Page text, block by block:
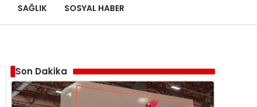
SAĞLIK SOSYAL HABER
Son Dakika